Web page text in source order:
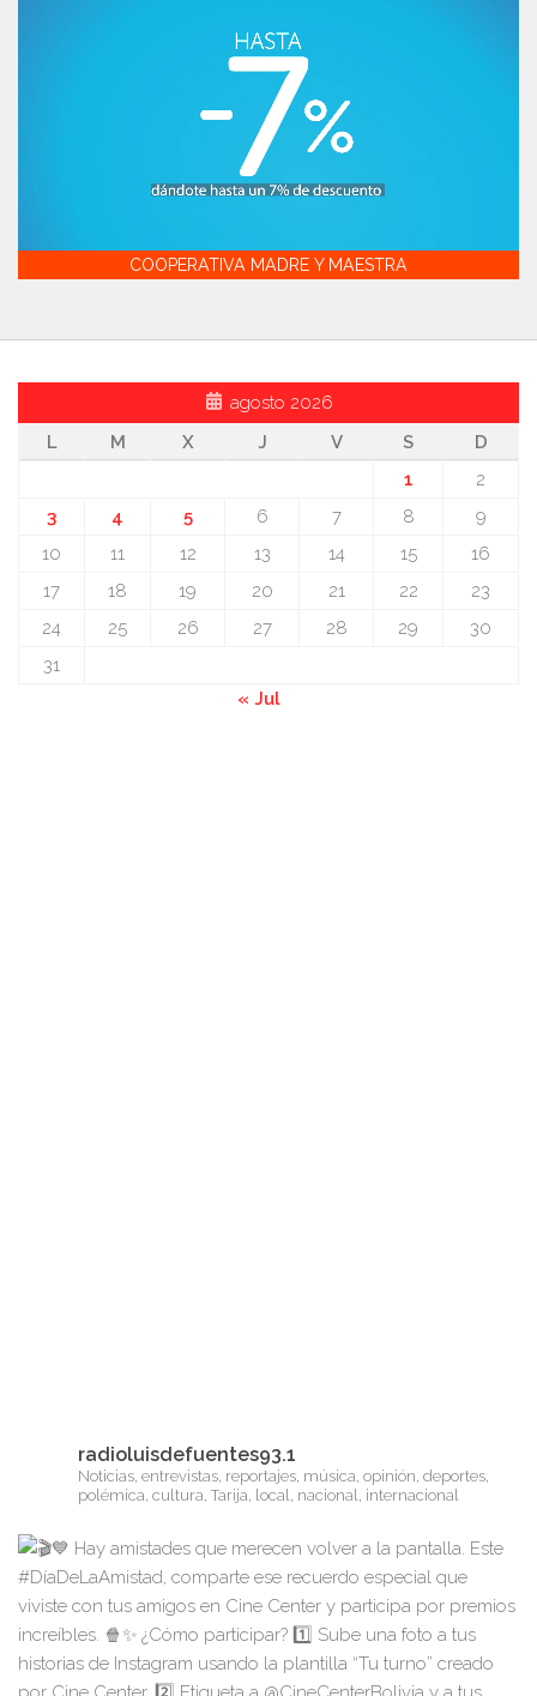
COOPERATIVA MADRE Y MAESTRA
agosto 2026
L
M X J V S
D
1
2
3
4 5 6 7 8
9
10
11 12 13 14 15
16
17
18 19 20 21 22
23
24
25 26 27 28 29
30
31
« Jul
radioluisdefuentes93.1
Noticias, entrevistas, reportajes, música, opinión, deportes,
polémica, cultura, Tarija, local, nacional, internacional